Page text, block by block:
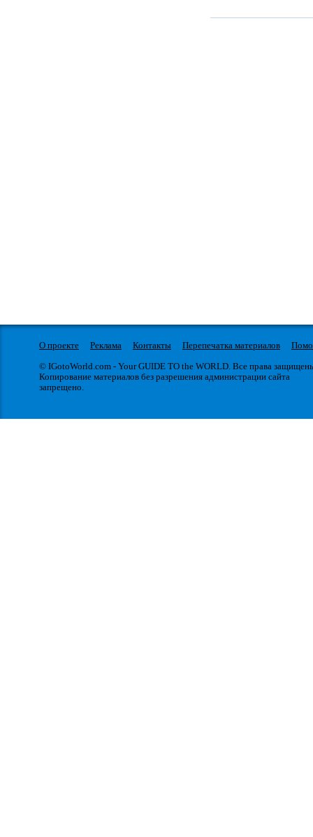
О проекте Реклама Контакты Перепечатка материалов
© IGotoWorld.com - Your GUIDE TO the WORLD. Все права
Копирование материалов без разрешения администрации сайта
запрещено.